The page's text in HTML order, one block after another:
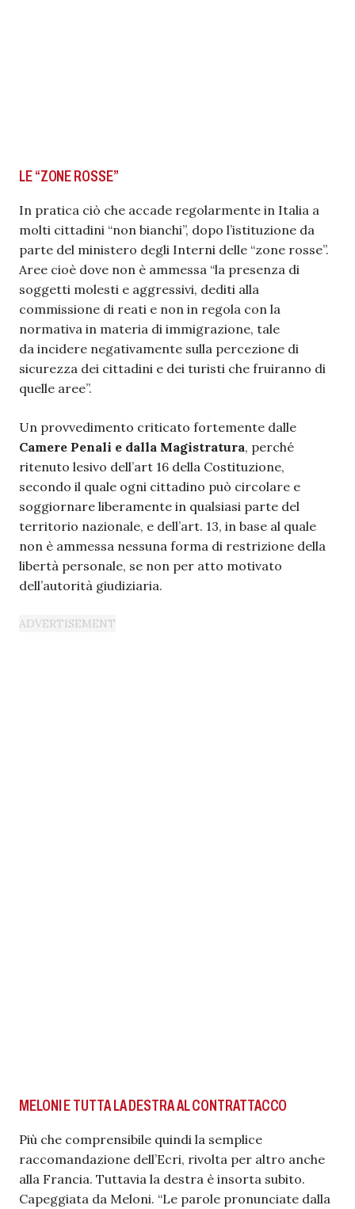
LE “ZONE ROSSE”
In pratica ciò che accade regolarmente in Italia a
molti cittadini “non bianchi”, dopo l’istituzione da
parte del ministero degli Interni delle “zone rosse”.
Aree cioè dove non è ammessa “la presenza di
soggetti molesti e aggressivi, dediti alla
commissione di reati e non in regola con la
normativa in materia di immigrazione, tale
da incidere negativamente sulla percezione di
sicurezza dei cittadini e dei turisti che fruiranno di
quelle aree”.
Un provvedimento criticato fortemente dalle
Camere Penali e dalla Magistratura, perché
ritenuto lesivo dell’art 16 della Costituzione,
secondo il quale ogni cittadino può circolare e
soggiornare liberamente in qualsiasi parte del
territorio nazionale, e dell’art. 13, in base al quale
non è ammessa nessuna forma di restrizione della
libertà personale, se non per atto motivato
dell’autorità giudiziaria.
MELONI E TUTTA LA DESTRA AL CONTRATTACCO
Più che comprensibile quindi la semplice
raccomandazione dell’Ecri, rivolta per altro anche
alla Francia. Tuttavia la destra è insorta subito.
Capeggiata da Meloni. “Le parole pronunciate dalla